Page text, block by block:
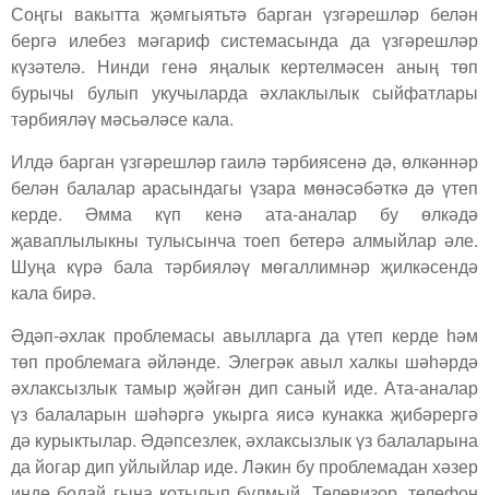
Соңгы вакытта җәмгыятьтә барган үзгәрешләр белән
бергә илебез мәгариф системасында да үзгәрешләр
күзәтелә. Нинди генә яңалык кертелмәсен аның төп
бурычы булып укучыларда әхлаклылык сыйфатлары
тәрбияләү мәсьәләсе кала.
Илдә барган үзгәрешләр гаилә тәрбиясенә дә, өлкәннәр
белән балалар арасындагы үзара мөнәсәбәткә дә үтеп
керде. Әмма күп кенә ата-аналар бу өлкәдә
җаваплылыкны тулысынча тоеп бетерә алмыйлар әле.
Шуңа күрә бала тәрбияләү мөгаллимнәр җилкәсендә
кала бирә.
Әдәп-әхлак проблемасы авылларга да үтеп керде һәм
төп проблемага әйләнде. Элегрәк авыл халкы шәһәрдә
әхлаксызлык тамыр җәйгән дип саный иде. Ата-аналар
үз балаларын шәһәргә укырга яисә кунакка җибәрергә
дә курыктылар. Әдәпсезлек, әхлаксызлык үз балаларына
да йогар дип уйлыйлар иде. Ләкин бу проблемадан хәзер